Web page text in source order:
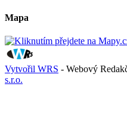
Mapa
Vytvořil WRS - Webový
s.r.o.